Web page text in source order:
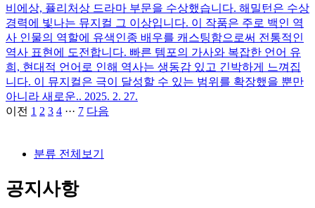
비에상, 퓰리처상 드라마 부문을 수상했습니다. 해밀턴은 수상
경력에 빛나는 뮤지컬 그 이상입니다. 이 작품은 주로 백인 역
사 인물의 역할에 유색인종 배우를 캐스팅함으로써 전통적인
역사 표현에 도전합니다. 빠른 템포의 가사와 복잡한 언어 유
희, 현대적 언어로 인해 역사는 생동감 있고 긴박하게 느껴집
니다. 이 뮤지컬은 극이 달성할 수 있는 범위를 확장했을 뿐만
아니라 새로운.. 2025. 2. 27.
이전 1 2 3 4 ··· 7 다음
분류 전체보기
공지사항